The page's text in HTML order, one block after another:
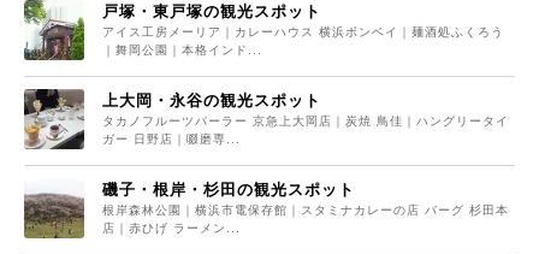
戸塚・東戸塚の観光スポット
アイス工房メーリア｜カレーハウス 横浜ボンベイ｜麺酒処ふくろう
｜舞岡公園｜本格インド...
上大岡・永谷の観光スポット
タカノフルーツパーラー 京急上大岡店｜炭焼 鳥佳｜ハングリータイ
ガー 日野店｜啜磨専...
磯子・根岸・杉田の観光スポット
根岸森林公園｜横浜市電保存館｜スタミナカレーの店 バーグ 杉田本
店｜赤ひげ ラーメン...